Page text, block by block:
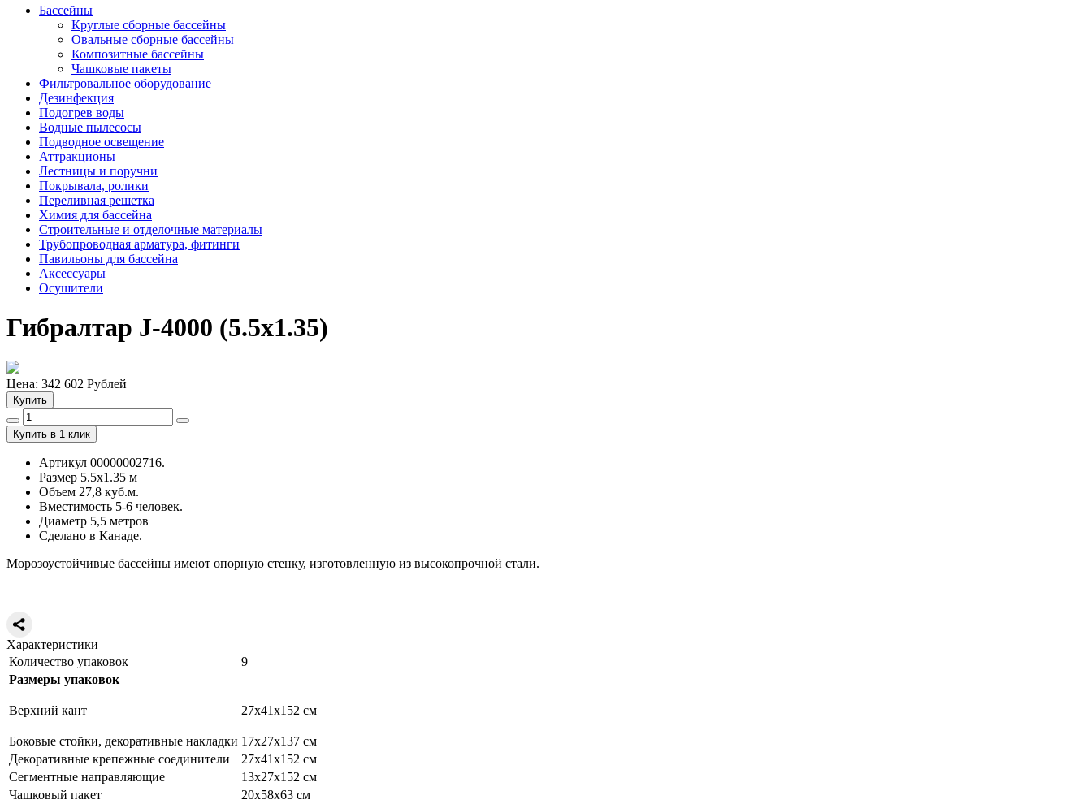
Бассейны
Круглые сборные бассейны
Овальные сборные бассейны
Композитные бассейны
Чашковые пакеты
Фильтровальное оборудование
Дезинфекция
Подогрев воды
Водные пылесосы
Подводное освещение
Аттракционы
Лестницы и поручни
Покрывала, ролики
Переливная решетка
Химия для бассейна
Строительные и отделочные материалы
Трубопроводная арматура, фитинги
Павильоны для бассейна
Аксессуары
Осушители
Гибралтар J-4000 (5.5х1.35)
Цена: 342 602 Рублей
Купить
Купить в 1 клик
Артикул 00000002716.
Размер 5.5x1.35 м
Объем 27,8 куб.м.
Вместимость 5-6 человек.
Диаметр 5,5 метров
Сделано в Канаде.
Морозоустойчивые бассейны имеют опорную стенку, изготовленную из высокопрочной стали.
Характеристики
Количество упаковок
9
Размеры упаковок
Верхний кант 27х41х152 см
Боковые стойки, декоративные накладки 17х27х137 см
Декоративные крепежные соединители
27х41х152 см
Сегментные направляющие
13х27х152 см
Чашковый пакет
20х58х63 см